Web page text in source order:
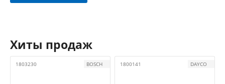
Хиты продаж
1803230 BOSCH 1800141 DAYCO